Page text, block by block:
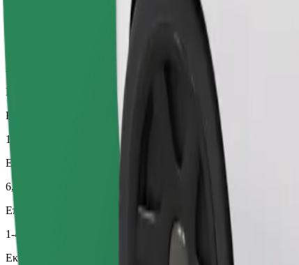
Άνεση
Μεγαλύτερα αυτοκίνητα με περισσότερο χώρο για τα πόδια και
Εκτιμώμενος χρόνος μετακίνησης
13 λ.
Εκτιμώμενη απόσταση
6,2 χλμ.
Επιβάτες
1-4
Εκτιμώμενη τιμή